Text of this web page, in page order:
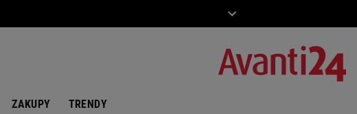
ZAKUPY TRENDY